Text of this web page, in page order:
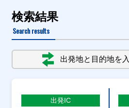
検索結果
Search results
出発地と目的地を
出発IC